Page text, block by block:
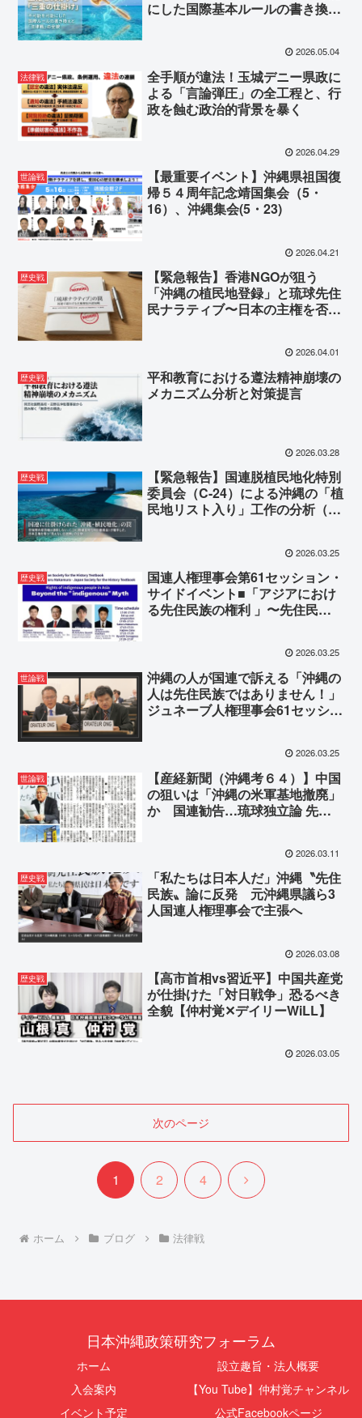
にした国際基本ルールの書き換え
2026.05.04
法律戦
全手順が違法！玉城デニー県政に
よる「言論弾圧」の全工程と、行
政を蝕む政治的背景を暴く
2026.04.29
世論戦
【最重要イベント】沖縄県祖国復
帰５４周年記念靖国集会（5・
16）、沖縄集会(5・23)
2026.04.21
歴史戦
【緊急報告】香港NGOが狙う
「沖縄の植民地登録」と琉球先住
民ナラティブ〜日本の主権を否定
2026.04.01
歴史戦
平和教育における遵法精神崩壊の
メカニズム分析と対策提言
2026.03.28
歴史戦
【緊急報告】国連脱植民地化特別
委員会（C-24）による沖縄の「植
民地リスト入り」工作の分析（第
2026.03.25
歴史戦
国連人権理事会第61セッション・
サイドイベント■「アジアにおけ
る先住民族の権利 」〜先住民族
2026.03.25
世論戦
沖縄の人が国連で訴える「沖縄の
人は先住民族ではありません！」
ジュネーブ人権理事会61セッショ
2026.03.25
世論戦
【産経新聞（沖縄考６４）】中国
の狙いは「沖縄の米軍基地撤廃」
か 国連勧告…琉球独立論 先住
2026.03.11
歴史戦
「私たちは日本人だ」沖縄〝先住
民族〟論に反発 元沖縄県議ら3
人国連人権理事会で主張へ
2026.03.08
歴史戦
【高市首相vs習近平】中国共産党
が仕掛けた「対日戦争」恐るべき
全貌【仲村覚✕デイリーWiLL】
2026.03.05
次のページ
1 2 4
次
ホーム ブログ 法律戦
日本沖縄政策研究フォーラム
ホーム
設立趣旨・法人概要
入会案内
【You Tube】仲村覚チャンネル
イベント予定
公式Facebookページ